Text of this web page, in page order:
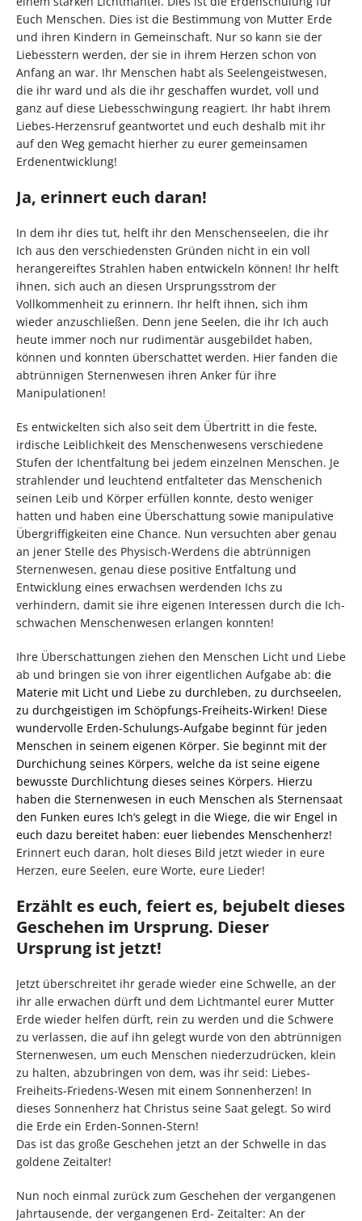
Euch Menschen. Dies ist die Bestimmung von Mutter Erde
und ihren Kindern in Gemeinschaft. Nur so kann sie der
Liebesstern werden, der sie in ihrem Herzen schon von
Anfang an war. Ihr Menschen habt als Seelengeistwesen,
die ihr ward und als die ihr geschaffen wurdet, voll und
ganz auf diese Liebesschwingung reagiert. Ihr habt ihrem
Liebes-Herzensruf geantwortet und euch deshalb mit ihr
auf den Weg gemacht hierher zu eurer gemeinsamen
Erdenentwicklung!
Ja, erinnert euch daran!
In dem ihr dies tut, helft ihr den Menschenseelen, die ihr
Ich aus den verschiedensten Gründen nicht in ein voll
herangereiftes Strahlen haben entwickeln können! Ihr helft
ihnen, sich auch an diesen Ursprungsstrom der
Vollkommenheit zu erinnern. Ihr helft ihnen, sich ihm
wieder anzuschließen. Denn jene Seelen, die ihr Ich auch
heute immer noch nur rudimentär ausgebildet haben,
können und konnten überschattet werden. Hier fanden die
abtrünnigen Sternenwesen ihren Anker für ihre
Manipulationen!
Es entwickelten sich also seit dem Übertritt in die feste,
irdische Leiblichkeit des Menschenwesens verschiedene
Stufen der Ichentfaltung bei jedem einzelnen Menschen. Je
strahlender und leuchtend entfalteter das Menschenich
seinen Leib und Körper erfüllen konnte, desto weniger
hatten und haben eine Überschattung sowie manipulative
Übergriffigkeiten eine Chance. Nun versuchten aber genau
an jener Stelle des Physisch-Werdens die abtrünnigen
Sternenwesen, genau diese positive Entfaltung und
Entwicklung eines erwachsen werdenden Ichs zu
verhindern, damit sie ihre eigenen Interessen durch die Ich-
schwachen Menschenwesen erlangen konnten!
Ihre Überschattungen ziehen den Menschen Licht und Liebe
ab und bringen sie von ihrer eigentlichen Aufgabe ab: die
Materie mit Licht und Liebe zu durchleben, zu durchseelen,
zu durchgeistigen im Schöpfungs-Freiheits-Wirken! Diese
wundervolle Erden-Schulungs-Aufgabe beginnt für jeden
Menschen in seinem eigenen Körper. Sie beginnt mit der
Durchichung seines Körpers, welche da ist seine eigene
bewusste Durchlichtung dieses seines Körpers. Hierzu
haben die Sternenwesen in euch Menschen als Sternensaat
den Funken eures Ich‘s gelegt in die Wiege, die wir Engel in
euch dazu bereitet haben: euer liebendes Menschenherz!
Erinnert euch daran, holt dieses Bild jetzt wieder in eure
Herzen, eure Seelen, eure Worte, eure Lieder!
Erzählt es euch, feiert es, bejubelt dieses
Geschehen im Ursprung. Dieser
Ursprung ist jetzt!
Jetzt überschreitet ihr gerade wieder eine Schwelle, an der
ihr alle erwachen dürft und dem Lichtmantel eurer Mutter
Erde wieder helfen dürft, rein zu werden und die Schwere
zu verlassen, die auf ihn gelegt wurde von den abtrünnigen
Sternenwesen, um euch Menschen niederzudrücken, klein
zu halten, abzubringen von dem, was ihr seid: Liebes-
Freiheits-Friedens-Wesen mit einem Sonnenherzen! In
dieses Sonnenherz hat Christus seine Saat gelegt. So wird
die Erde ein Erden-Sonnen-Stern!
Das ist das große Geschehen jetzt an der Schwelle in das
goldene Zeitalter!
Nun noch einmal zurück zum Geschehen der vergangenen
Jahrtausende, der vergangenen Erd- Zeitalter: An der